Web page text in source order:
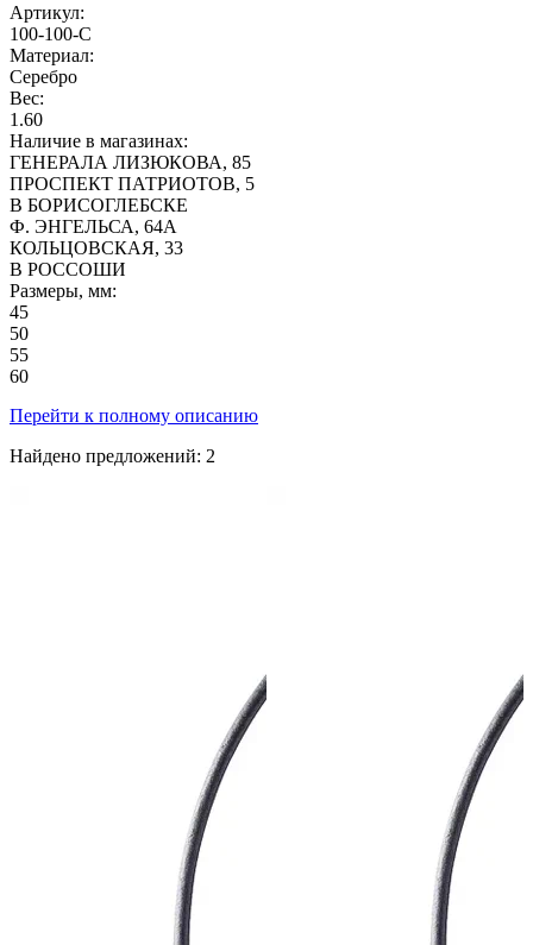
Артикул:
100-100-С
Материал:
Серебро
Вес:
1.60
Наличие в магазинах:
ГЕНЕРАЛА ЛИЗЮКОВА, 85
ПРОСПЕКТ ПАТРИОТОВ, 5
В БОРИСОГЛЕБСКЕ
Ф. ЭНГЕЛЬСА, 64А
КОЛЬЦОВСКАЯ, 33
В РОССОШИ
Размеры, мм:
45
50
55
60
Перейти к полному описанию
Найдено предложений: 2